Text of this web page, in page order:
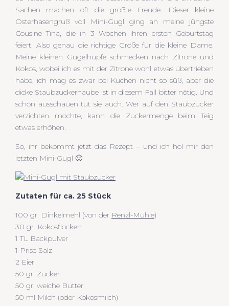
Sachen machen oft die größte Freude. Dieser kleine
Osterhasengruß voll Mini-Gugl ging an meine jüngste
Cousine Tina, die in 3 Wochen ihren ersten Geburtstag
feiert. Also genau die richtige Größe für die kleine Dame.
Meine kleinen Gugelhupfe schmecken nach Zitrone und
Kokos, wobei ich es mit der Zitrone wohl etwas übertrieben
habe, ich mag es zwar bei Kuchen nicht so süß, aber die
dicke Staubzuckerhaube ist in diesem Fall bitter nötig. Und
schön ausschauen tut sie auch. Wer auf den Staubzucker
verzichten möchte, kann die Zuckermenge beim Teig
etwas erhöhen.
So, ihr bekommt jetzt das Rezept – und ich hol mir den
letzten Mini-Gugl 🙂
Zutaten für ca. 25 Stück
100 gr. Dinkelmehl (von der Renzl-Mühle)
30 gr. Kokosflocken
1 TL Backpulver
1 Prise Salz
2 Eier
50 gr. Zucker
50 gr. weiche Butter
50 ml Milch (oder Kokosmilch)